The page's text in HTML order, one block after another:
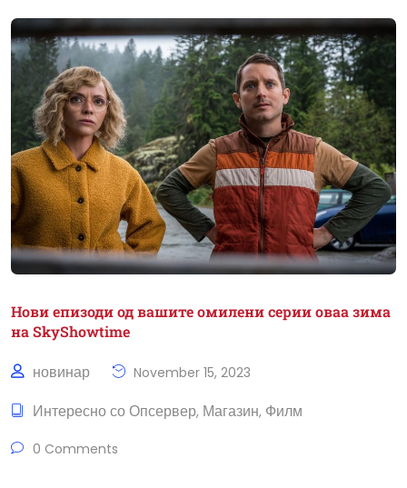
Нови епизоди од вашите омилени серии оваа зима
на SkyShowtime
новинар November 15, 2023
Интересно со Опсервер, Магазин, Филм
0 Comments